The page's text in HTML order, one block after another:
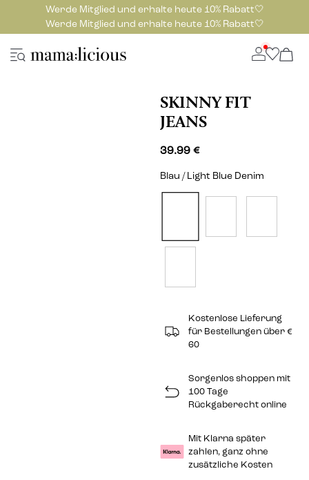
Werde Mitglied und erhalte heute 10% Rabatt🤍
Werde Mitglied und erhalte heute 10% Rabatt🤍
SKINNY FIT
JEANS
39.99 €
Blau / Light Blue Denim
Kostenlose Lieferung
für Bestellungen über €
60
Sorgenlos shoppen mit
100 Tage
Rückgaberecht online
Mit Klarna später
zahlen, ganz ohne
zusätzliche Kosten